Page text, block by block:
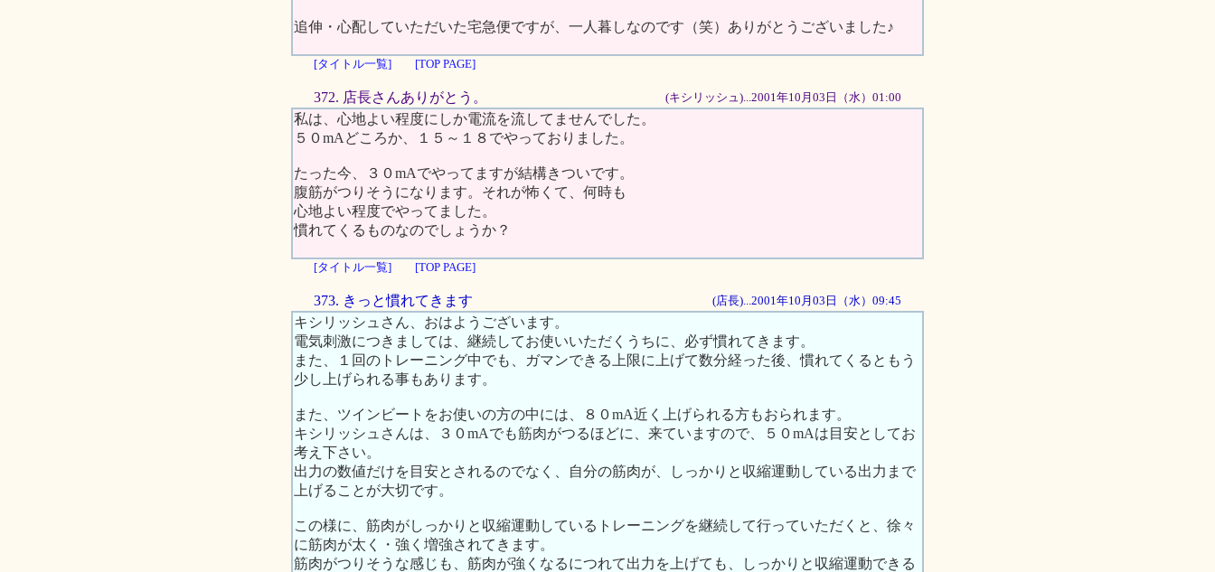
追伸・心配していただいた宅急便ですが、一人暮しなのです（笑）ありがとうございました♪
[タイトル一覧] [TOP PAGE]
372. 店長さんありがとう。 (キシリッシュ)...2001年10月03日（水）01:00
私は、心地よい程度にしか電流を流してませんでした。
５０mAどころか、１５～１８でやっておりました。
たった今、３０mAでやってますが結構きついです。
腹筋がつりそうになります。それが怖くて、何時も
心地よい程度でやってました。
慣れてくるものなのでしょうか？
[タイトル一覧] [TOP PAGE]
373. きっと慣れてきます (店長)...2001年10月03日（水）09:45
キシリッシュさん、おはようございます。
電気刺激につきましては、継続してお使いいただくうちに、必ず慣れてきます。
また、１回のトレーニング中でも、ガマンできる上限に上げて数分経った後、慣れてくるともう
少し上げられる事もあります。
また、ツインビートをお使いの方の中には、８０mA近く上げられる方もおられます。
キシリッシュさんは、３０mAでも筋肉がつるほどに、来ていますので、５０mAは目安としてお
考え下さい。
出力の数値だけを目安とされるのでなく、自分の筋肉が、しっかりと収縮運動している出力まで
上げることが大切です。
この様に、筋肉がしっかりと収縮運動しているトレーニングを継続して行っていただくと、徐々
に筋肉が太く・強く増強されてきます。
筋肉がつりそうな感じも、筋肉が強くなるにつれて出力を上げても、しっかりと収縮運動できる